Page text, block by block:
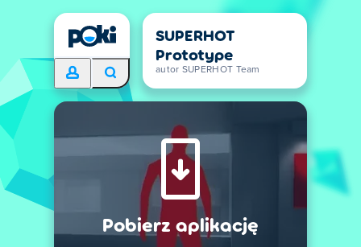
SUPERHOT
Prototype
autor SUPERHOT Team
Pobierz aplikację